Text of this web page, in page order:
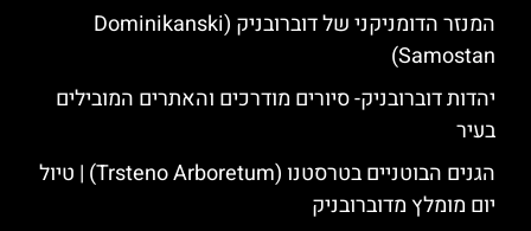
המנזר הדומניקני של דוברובניק (Dominikanski
Samostan)
יהדות דוברובניק- סיורים מודרכים והאתרים המובילים
בעיר
הגנים הבוטניים בטרסטנו (Trsteno Arboretum) | טיול
יום מומלץ מדוברובניק